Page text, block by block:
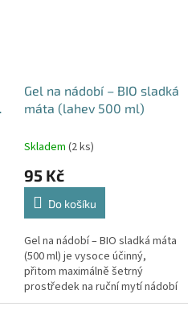
Gel na nádobí – BIO sladká
máta (lahev 500 ml)
Skladem (2 ks)
95 Kč
Do košíku
Gel na nádobí – BIO sladká máta
(500 ml) je vysoce účinný,
přitom maximálně šetrný
prostředek na ruční mytí nádobí
s více než 99 % přírodních